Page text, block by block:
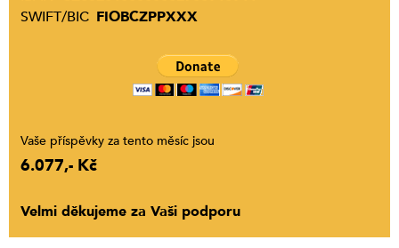
SWIFT/BIC FIOBCZPPXXX
Vaše příspěvky za tento měsíc jsou
6.077,- Kč
Velmi děkujeme za Vaši podporu